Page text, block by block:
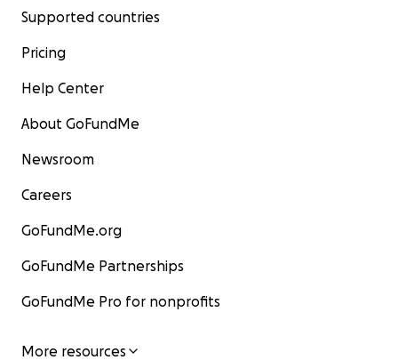
Supported countries
Pricing
Help Center
About GoFundMe
Newsroom
Careers
GoFundMe.org
GoFundMe Partnerships
GoFundMe Pro for nonprofits
More resources